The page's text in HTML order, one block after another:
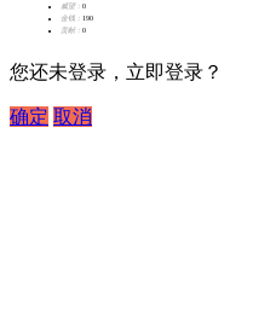
威望： 0
金钱： 190
贡献： 0
您还未登录，立即登录？
确定 取消